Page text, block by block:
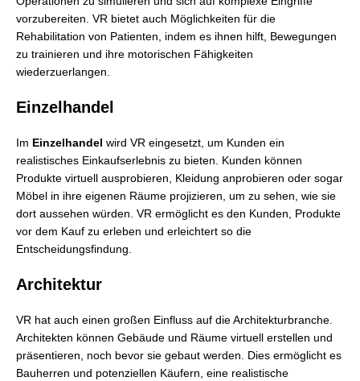
vorzubereiten. VR bietet auch Möglichkeiten für die
Rehabilitation von Patienten, indem es ihnen hilft, Bewegungen
zu trainieren und ihre motorischen Fähigkeiten
wiederzuerlangen.
Einzelhandel
Im Einzelhandel wird VR eingesetzt, um Kunden ein
realistisches Einkaufserlebnis zu bieten. Kunden können
Produkte virtuell ausprobieren, Kleidung anprobieren oder sogar
Möbel in ihre eigenen Räume projizieren, um zu sehen, wie sie
dort aussehen würden. VR ermöglicht es den Kunden, Produkte
vor dem Kauf zu erleben und erleichtert so die
Entscheidungsfindung.
Architektur
VR hat auch einen großen Einfluss auf die Architekturbranche.
Architekten können Gebäude und Räume virtuell erstellen und
präsentieren, noch bevor sie gebaut werden. Dies ermöglicht es
Bauherren und potenziellen Käufern, eine realistische